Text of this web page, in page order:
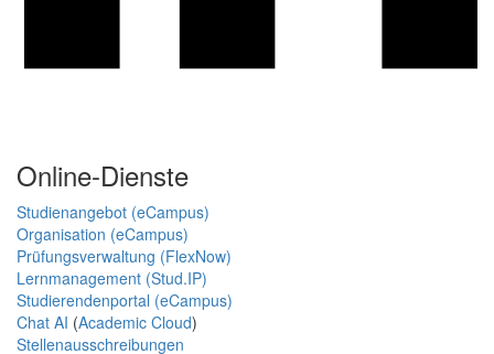
Online-Dienste
Studienangebot (eCampus)
Organisation (eCampus)
Prüfungsverwaltung (FlexNow)
Lernmanagement (Stud.IP)
Studierendenportal (eCampus)
Chat AI (Academic Cloud)
Stellenausschreibungen